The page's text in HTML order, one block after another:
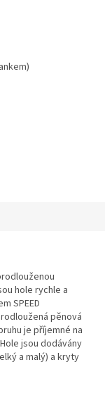
hole rychle a
SPEED
pěnová
je příjemné na
jsou dodávány
a malý) a kryty